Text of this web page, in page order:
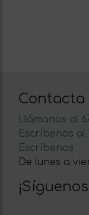
Contacta
Llámanos al
Escríbenos
Escríbenos
De lunes a